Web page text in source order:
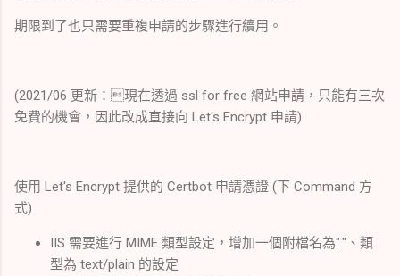
期限到了也只需要重複申請的步驟進行續用。
(2021/06 更新：現在透過 ssl for free 網站申請，只能有三次
免費的機會，因此改成直接向 Let's Encrypt 申請)
使用 Let's Encrypt 提供的 Certbot 申請憑證 (下 Command 方
式)
IIS 需要進行 MIME 類型設定，增加一個附檔名為"."、類
型為 text/plain 的設定